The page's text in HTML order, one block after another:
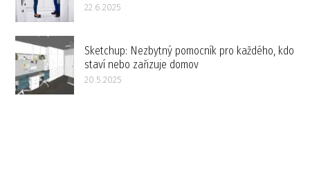
22.6.2025
Sketchup: Nezbytný pomocník pro každého, kdo
staví nebo zařizuje domov
20.5.2025